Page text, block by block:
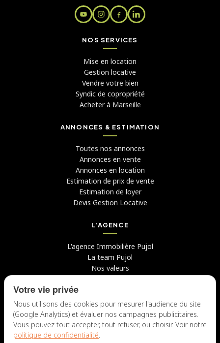
NOS SERVICES
Mise en location
Gestion locative
Vendre votre bien
Syndic de copropriété
Acheter à Marseille
ANNONCES & ESTIMATION
Toutes nos annonces
Annonces en vente
Annonces en location
Estimation de prix de vente
Estimation de loyer
Devis Gestion Locative
L'AGENCE
L'agence Immobilière Pujol
La team Pujol
Nos valeurs
Candidater chez nous
NOUS CONTACTER
Votre vie privée
Nous utilisons des cookies pour mesurer l'audience du site
(Google Analytics) et évaluer nos campagnes publicitaires.
Vous pouvez tout accepter, tout refuser, ou choisir. Voir notre
politique de confidentialité.